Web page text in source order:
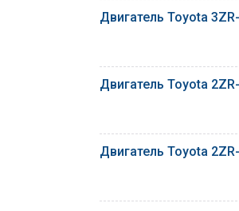
Двигатель Toyota
Двигатель Toyota
Двигатель Toyota